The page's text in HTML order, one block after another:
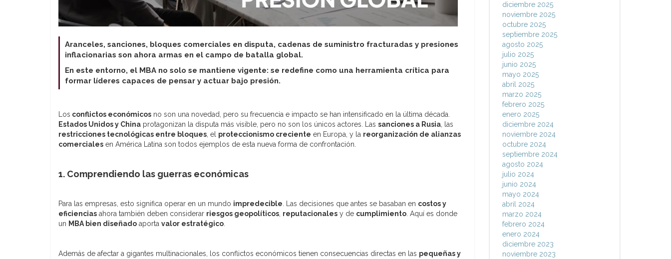
Aranceles, sanciones, bloques comerciales en disputa, cadenas de suministro fracturadas y presiones
inflacionarias son ahora armas en el campo de batalla global.
En este entorno, el MBA no solo se mantiene vigente: se redefine como una herramienta crítica para
formar líderes capaces de pensar y actuar bajo presión.
Los conflictos económicos no son una novedad, pero su frecuencia e impacto se han intensificado en la última década.
Estados Unidos y China protagonizan la disputa más visible, pero no son los únicos actores. Las sanciones a Rusia , las
restricciones tecnológicas entre bloques , el proteccionismo creciente en Europa, y la reorganización de alianzas
comerciales en América Latina son todos ejemplos de esta nueva forma de confrontación.
1. Comprendiendo las guerras económicas
Para las empresas, esto significa operar en un mundo impredecible . Las decisiones que antes se basaban en costos y
eficiencias ahora también deben considerar riesgos geopolíticos reputacionales y de cumplimiento . Aquí es donde
un MBA bien diseñado aporta valor estratégico
Además de afectar a gigantes multinacionales, los conflictos económicos tienen consecuencias directas en las pequeñas y
diciembre 2025
noviembre 2025
octubre 2025
septiembre 2025
agosto 2025
julio 2025
junio 2025
mayo 2025
abril 2025
marzo 2025
febrero 2025
enero 2025
diciembre 2024
noviembre 2024
octubre 2024
septiembre 2024
agosto 2024
julio 2024
junio 2024
mayo 2024
abril 2024
marzo 2024
febrero 2024
enero 2024
diciembre 2023
noviembre 2023